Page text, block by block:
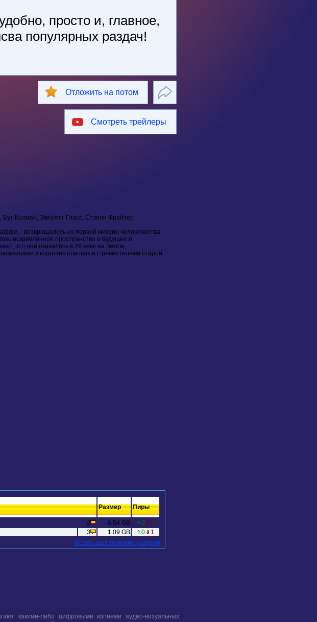
просто и, главное,
популярных раздач!
Отложить на потом
Смотреть трейлеры
Колман, Эверетт Гласс, Стэнли Фрайзер
- возвращались из первой миссии человечества
искривлённое пространство в будущее и
что они оказались в 26 веке на Земле,
в коротких платьях и с ревнителями старой
Размер Пиры
2 6.54 GB 0
1
3 1.09 GB 0 1
Искать ещё похожие раздачи
какими-либо цифровыми копиями аудио-визуальных